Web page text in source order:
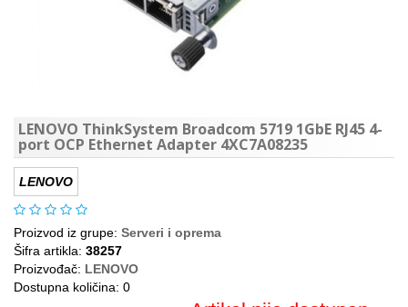
LENOVO ThinkSystem Broadcom 5719 1GbE RJ45 4-
port OCP Ethernet Adapter 4XC7A08235
LENOVO
Proizvod iz grupe: Serveri i oprema
Šifra artikla: 38257
Proizvođač: LENOVO
Dostupna količina: 0